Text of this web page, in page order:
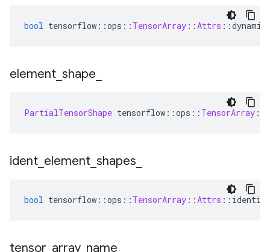
bool tensorflow ::ops :: TensorArray ::Attrs ::
element shape
PartialTensorShape tensorflow ::ops :: TensorArray ::
ident element shapes
bool tensorflow ::ops :: TensorArray ::Attrs ::
tensor array_ name